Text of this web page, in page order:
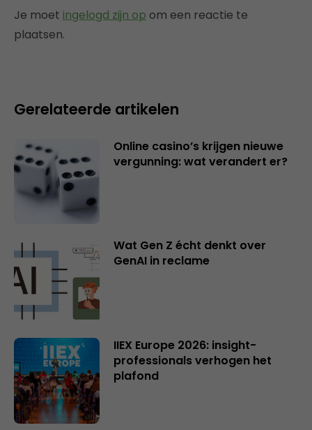
Je moet ingelogd zijn op om een reactie te
plaatsen.
Gerelateerde artikelen
Online casino’s krijgen nieuwe
vergunning: wat verandert er?
Wat Gen Z écht denkt over
GenAI in reclame
IIEX Europe 2026: insight-
professionals verhogen het
plafond